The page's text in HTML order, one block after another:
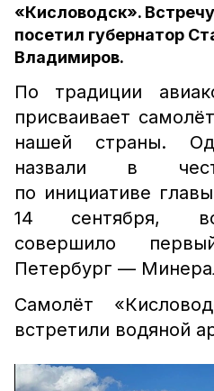
«Кисловодск».
посетил губернатор
Владимиров.
По традиции
присваивает
нашей страны.
назвали в
по инициативе
14 сентября,
совершило
Петербург —
Самолёт
встретили водяной